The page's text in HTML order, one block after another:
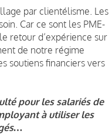
par clientélisme. Les
Car ce sont les PME-
retour d’expérience sur
de notre régime
soutiens financiers vers
pour les salariés de
à utiliser les